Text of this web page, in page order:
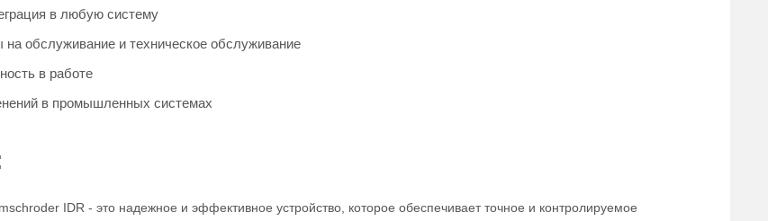
в любую систему
обслуживание и техническое обслуживание
в работе
в промышленных системах
IDR - это надежное и эффективное устройство, которое обеспечивает точное и контролируемое